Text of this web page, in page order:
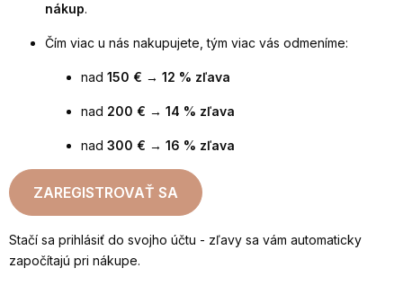
nákup.
Čím viac u nás nakupujete, tým viac vás odmeníme:
nad 150 € → 12 % zľava
nad 200 € → 14 % zľava
nad 300 € → 16 % zľava
ZAREGISTROVAŤ SA
Stačí sa prihlásiť do svojho účtu - zľavy sa vám automaticky
započítajú pri nákupe.